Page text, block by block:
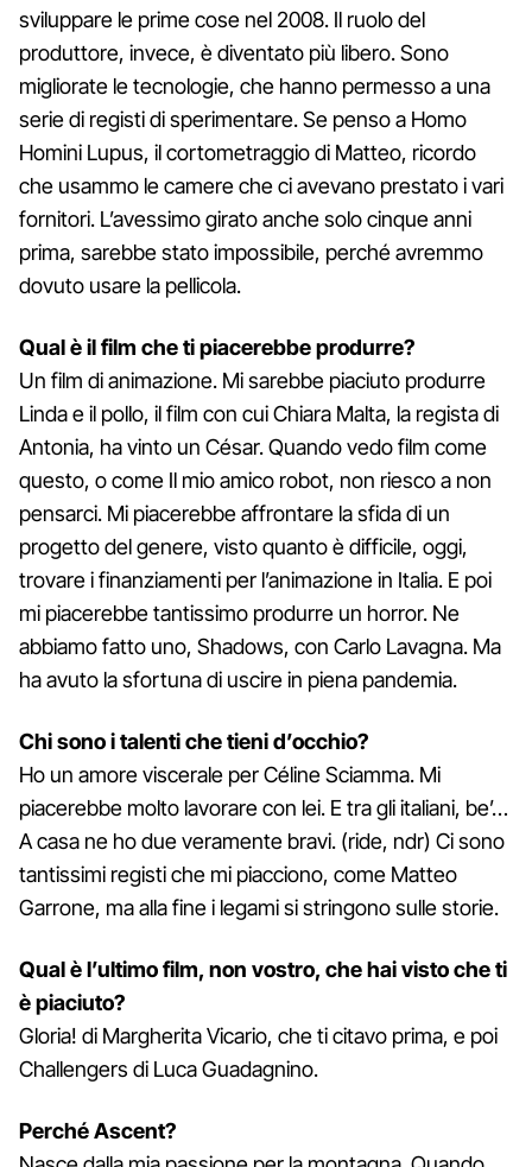
sviluppare le prime cose nel 2008. Il ruolo del
produttore, invece, è diventato più libero. Sono
migliorate le tecnologie, che hanno permesso a una
serie di registi di sperimentare. Se penso a Homo
Homini Lupus, il cortometraggio di Matteo, ricordo
che usammo le camere che ci avevano prestato i vari
fornitori. L’avessimo girato anche solo cinque anni
prima, sarebbe stato impossibile, perché avremmo
dovuto usare la pellicola.
Qual è il film che ti piacerebbe produrre?
Un film di animazione. Mi sarebbe piaciuto produrre
Linda e il pollo, il film con cui Chiara Malta, la regista di
Antonia, ha vinto un César. Quando vedo film come
questo, o come Il mio amico robot, non riesco a non
pensarci. Mi piacerebbe affrontare la sfida di un
progetto del genere, visto quanto è difficile, oggi,
trovare i finanziamenti per l’animazione in Italia. E poi
mi piacerebbe tantissimo produrre un horror. Ne
abbiamo fatto uno, Shadows, con Carlo Lavagna. Ma
ha avuto la sfortuna di uscire in piena pandemia.
Chi sono i talenti che tieni d’occhio?
Ho un amore viscerale per Céline Sciamma. Mi
piacerebbe molto lavorare con lei. E tra gli italiani, be’…
A casa ne ho due veramente bravi. (ride, ndr) Ci sono
tantissimi registi che mi piacciono, come Matteo
Garrone, ma alla fine i legami si stringono sulle storie.
Qual è l’ultimo film, non vostro, che hai visto che ti
è piaciuto?
Gloria! di Margherita Vicario, che ti citavo prima, e poi
Challengers di Luca Guadagnino.
Perché Ascent?